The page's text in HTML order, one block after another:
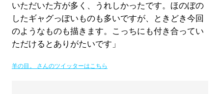
いただいた方が多く、うれしかったです。ほのぼの
したギャグっぽいものも多いですが、ときどき今回
のようなものも描きます。こっちにも付き合ってい
ただけるとありがたいです」
羊の目。 さんのツイッターはこちら